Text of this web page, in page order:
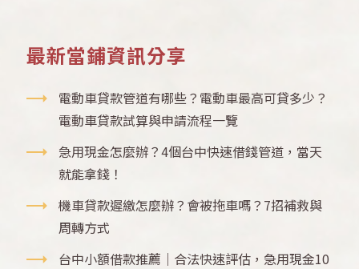
最新當鋪資訊分享
電動車貸款管道有哪些？電動車最高可貸多少？
電動車貸款試算與申請流程一覽
急用現金怎麼辦？4個台中快速借錢管道，當天
就能拿錢！
機車貸款遲繳怎麼辦？會被拖車嗎？7招補救與
周轉方式
台中小額借款推薦｜合法快速評估，急用現金10